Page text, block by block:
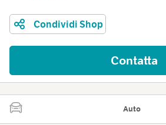
Condividi Shop
Contatta
Auto